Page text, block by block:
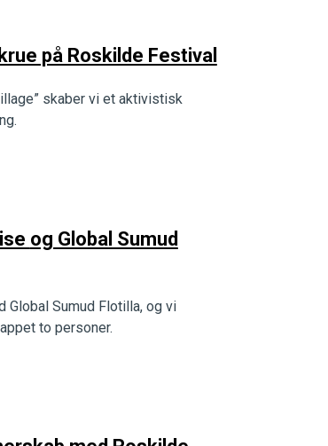
på Roskilde Festival
skaber vi et aktivistisk
Global Sumud Flotilla, og vi
to personer.